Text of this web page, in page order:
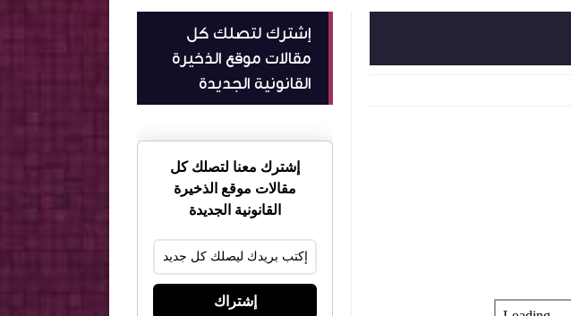
إشترك لتصلك كل
مقالات موقع الذخيرة
القانونية الجديدة
إشترك معنا لتصلك كل
مقالات موقع الذخيرة
القانونية الجديدة
إشتراك